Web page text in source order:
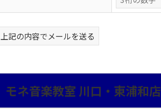
上記の内容でメールを送る
モネ音楽教室 川口・東浦和店